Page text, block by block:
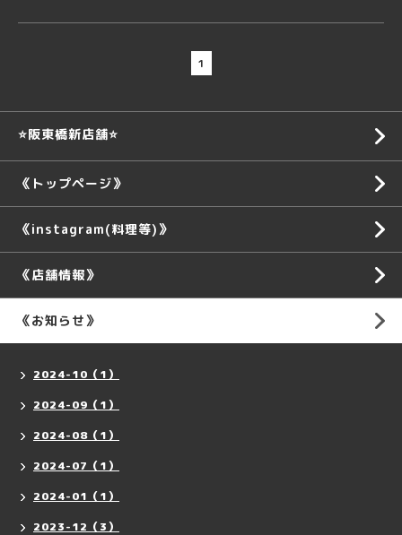
1
⭐️阪東橋新店舗⭐️
《トップページ》
《instagram(料理等)》
《店舗情報》
《お知らせ》
2024-10（1）
2024-09（1）
2024-08（1）
2024-07（1）
2024-01（1）
2023-12（3）